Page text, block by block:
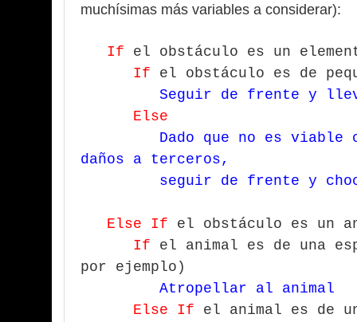
muchísimas más variables a considerar):
If el obstáculo es un
If el obstáculo es de
Seguir de frente y
Else
Dado que no es
daños a terceros,
seguir de frente y chocar
Else If el obstáculo es un
If el animal es de una
por ejemplo)
Atropellar al animal
Else If el animal es de